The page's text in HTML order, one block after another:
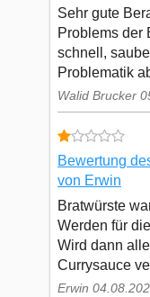
Sehr gute
Problems der
schnell,
Problematik
Walid Brucker
Bewertung
von Erwin
Bratwürste
Werden für
Wird dann
Currysauce
Erwin